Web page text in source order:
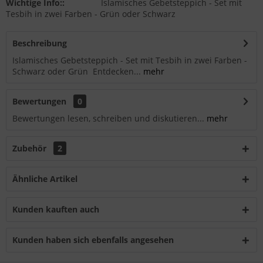
Wichtige Info::
Islamisches Gebetsteppich - Set mit
Tesbih in zwei Farben - Grün oder Schwarz
Beschreibung
Islamisches Gebetsteppich - Set mit Tesbih in zwei Farben -
Schwarz oder Grün Entdecken... mehr
Bewertungen
0
Bewertungen lesen, schreiben und diskutieren... mehr
Zubehör 2
Ähnliche Artikel
Kunden kauften auch
Kunden haben sich ebenfalls angesehen